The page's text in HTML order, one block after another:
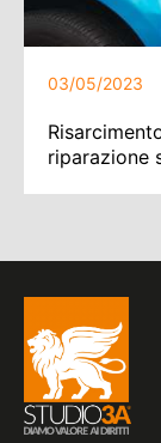
03/05/2023
riparazione